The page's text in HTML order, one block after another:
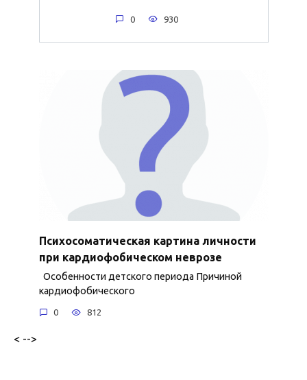
0 930
Психосоматическая картина личности
при кардиофобическом неврозе
Особенности детского периода Причиной
кардиофобического
0 812
< -->